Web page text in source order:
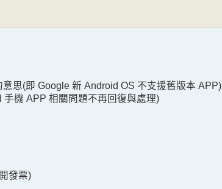
思(即 Google 新 Android OS 不支援舊版本 APP)
機 APP 相關問題不再回復與處理)
發票)